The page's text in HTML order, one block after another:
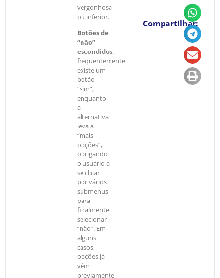
vergonhosa
ou inferior.
Botões de
“não”
escondidos:
frequentemente
existe um
botão
“sim”,
enquanto
a
alternativa
leva a
“mais
opções”,
obrigando
o usuário a
se clicar
por vários
submenus
para
finalmente
selecionar
“não”. Em
alguns
casos,
opções já
vêm
previamente
Compartilhar: